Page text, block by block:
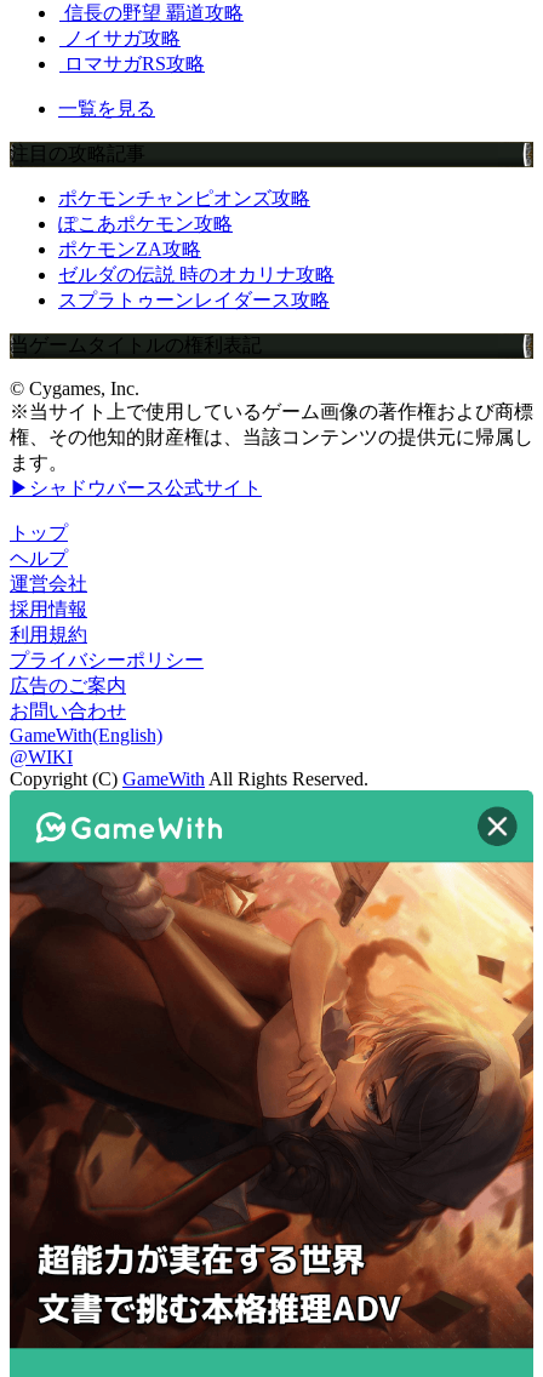
信長の野望 覇道攻略
ノイサガ攻略
ロマサガRS攻略
一覧を見る
注目の攻略記事
ポケモンチャンピオンズ攻略
ぽこあポケモン攻略
ポケモンZA攻略
ゼルダの伝説 時のオカリナ攻略
スプラトゥーンレイダース攻略
当ゲームタイトルの権利表記
© Cygames, Inc.
※当サイト上で使用しているゲーム画像の著作権および商標
権、その他知的財産権は、当該コンテンツの提供元に帰属し
ます。
▶シャドウバース公式サイト
トップ
ヘルプ
運営会社
採用情報
利用規約
プライバシーポリシー
広告のご案内
お問い合わせ
GameWith(English)
@WIKI
Copyright (C) GameWith All Rights Reserved.